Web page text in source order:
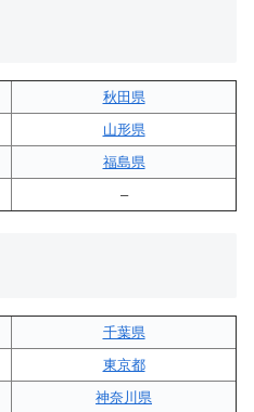
秋田県
山形県
福島県
–
千葉県
東京都
神奈川県